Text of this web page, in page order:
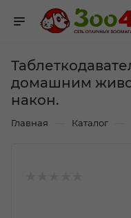
домашним
након.
Главная Каталог